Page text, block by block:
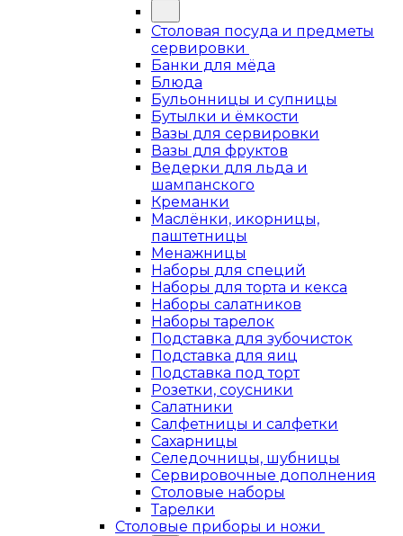
Столовая посуда и предметы
сервировки
Банки для мёда
Блюда
Бульонницы и супницы
Бутылки и ёмкости
Вазы для сервировки
Вазы для фруктов
Ведерки для льда и
шампанского
Креманки
Маслёнки, икорницы,
паштетницы
Менажницы
Наборы для специй
Наборы для торта и кекса
Наборы салатников
Наборы тарелок
Подставка для зубочисток
Подставка для яиц
Подставка под торт
Розетки, соусники
Салатники
Салфетницы и салфетки
Сахарницы
Селедочницы, шубницы
Сервировочные дополнения
Столовые наборы
Тарелки
Столовые приборы и ножи